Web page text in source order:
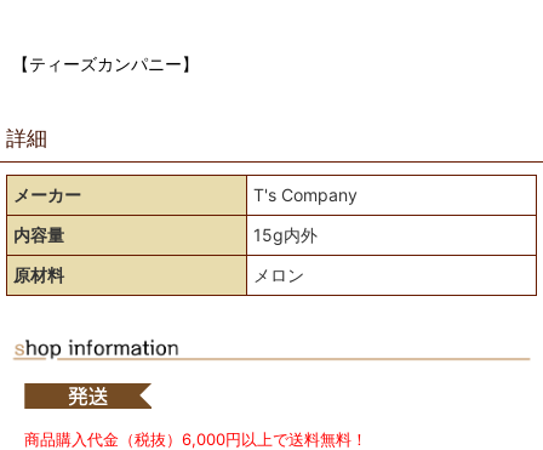
【ティーズカンパニー】
詳細
メーカー
T's Company
内容量
15g内外
原材料
メロン
商品購入代金（税抜）6,000円以上で送料無料！